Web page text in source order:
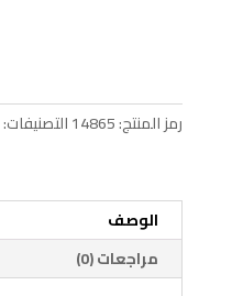
رمز المنتج:14865التصنيفات:
الوصف
مراجعات (0)